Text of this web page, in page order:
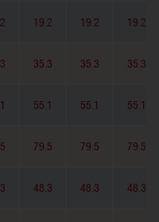
19.2 19.2 19.2
35.3 35.3 35.3
55.1 55.1 55.1
79.5 79.5 79.5
48.3 48.3 48.3